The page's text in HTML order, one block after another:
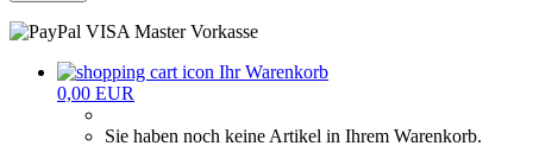
Ihr Warenkorb
0,00 EUR
Sie haben noch keine Artikel in Ihrem Warenkorb.